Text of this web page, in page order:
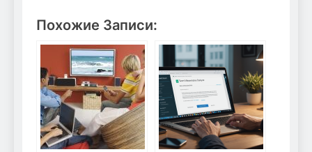
Похожие Записи: